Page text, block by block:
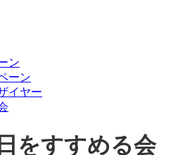
ン
ーン
イヤー
をすすめる会